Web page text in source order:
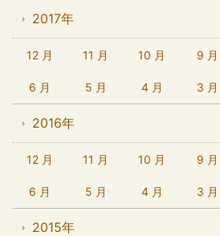
2017年
12 月 11 月 10 月 9 月
6 月 5 月 4 月 3 月
2016年
12 月 11 月 10 月 9 月
6 月 5 月 4 月 3 月
2015年